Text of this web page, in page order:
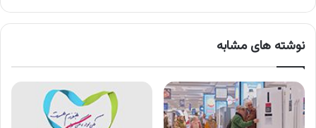
نوشته های مشابه